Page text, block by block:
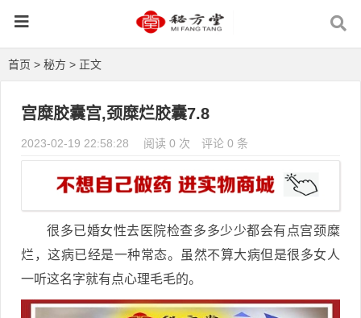
首页 > 秘方 > 正文
宫糜胶囊宫,颈糜烂胶囊7.8
2023-02-19 22:58:28 阅读 0 次 评论 0 条
很多已婚女性去医院检查多多少少都会有点宫颈糜
烂，这病已经是一种常态。虽然不算大病但是很多女人
一听这名字就有点心理毛毛的。